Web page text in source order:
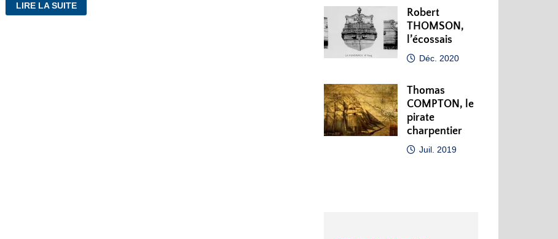
I
COMME
LIRE LA SUITE
Robert
THOMSON,
l’écossais
Déc. 2020
Thomas
COMPTON, le
pirate
charpentier
Juil. 2019